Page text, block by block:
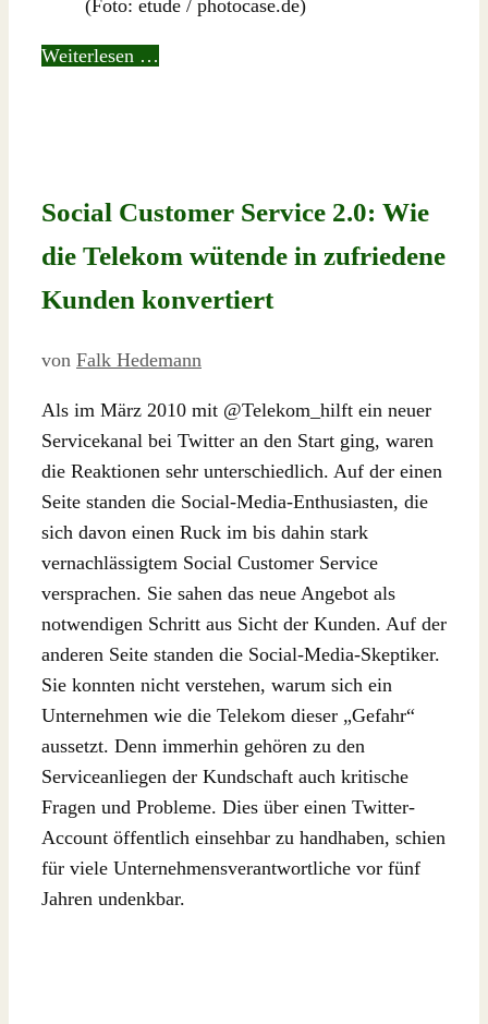
(Foto: etude / photocase.de)
Weiterlesen …
Social Customer Service 2.0: Wie
die Telekom wütende in zufriedene
Kunden konvertiert
von Falk Hedemann
Als im März 2010 mit @Telekom_hilft ein neuer
Servicekanal bei Twitter an den Start ging, waren
die Reaktionen sehr unterschiedlich. Auf der einen
Seite standen die Social-Media-Enthusiasten, die
sich davon einen Ruck im bis dahin stark
vernachlässigtem Social Customer Service
versprachen. Sie sahen das neue Angebot als
notwendigen Schritt aus Sicht der Kunden. Auf der
anderen Seite standen die Social-Media-Skeptiker.
Sie konnten nicht verstehen, warum sich ein
Unternehmen wie die Telekom dieser „Gefahr“
aussetzt. Denn immerhin gehören zu den
Serviceanliegen der Kundschaft auch kritische
Fragen und Probleme. Dies über einen Twitter-
Account öffentlich einsehbar zu handhaben, schien
für viele Unternehmensverantwortliche vor fünf
Jahren undenkbar.